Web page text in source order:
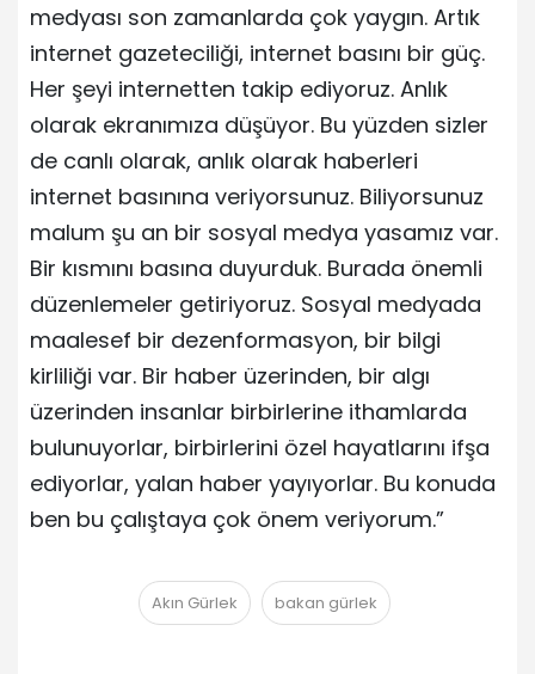
medyası son zamanlarda çok yaygın. Artık
internet gazeteciliği, internet basını bir güç.
Her şeyi internetten takip ediyoruz. Anlık
olarak ekranımıza düşüyor. Bu yüzden sizler
de canlı olarak, anlık olarak haberleri
internet basınına veriyorsunuz. Biliyorsunuz
malum şu an bir sosyal medya yasamız var.
Bir kısmını basına duyurduk. Burada önemli
düzenlemeler getiriyoruz. Sosyal medyada
maalesef bir dezenformasyon, bir bilgi
kirliliği var. Bir haber üzerinden, bir algı
üzerinden insanlar birbirlerine ithamlarda
bulunuyorlar, birbirlerini özel hayatlarını ifşa
ediyorlar, yalan haber yayıyorlar. Bu konuda
ben bu çalıştaya çok önem veriyorum.”
Akın Gürlek bakan gürlek